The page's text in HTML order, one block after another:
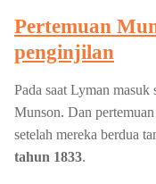
Pertemuan
penginjilan
Pada saat Lyman
Munson. Dan
setelah mereka berdua
tahun 1833.